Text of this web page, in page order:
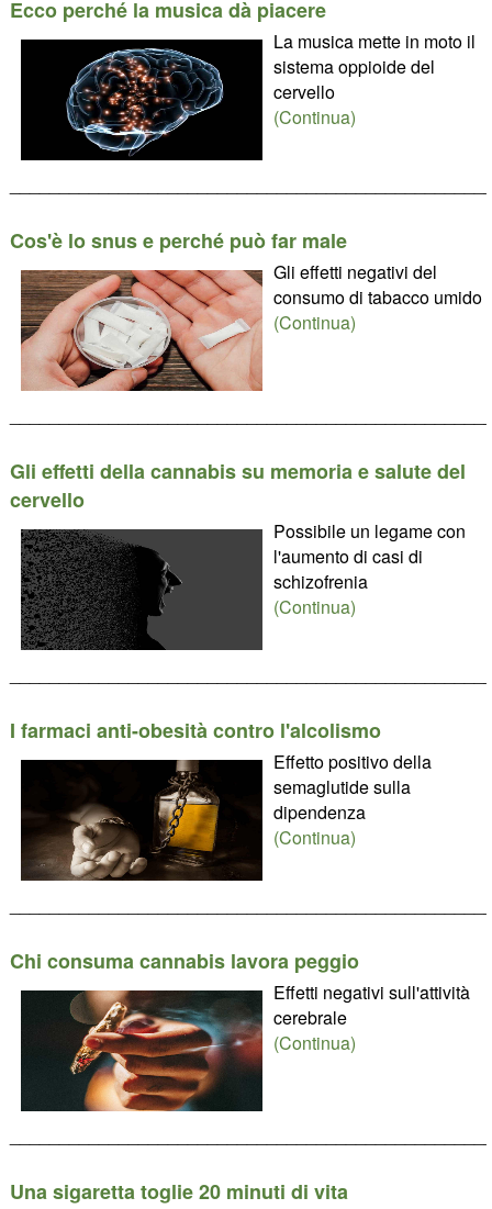
Ecco perché la musica dà piacere
La musica mette in moto il
sistema oppioide del
cervello
(Continua)
Cos'è lo snus e perché può far male
Gli effetti negativi del
consumo di tabacco umido
(Continua)
Gli effetti della cannabis su memoria e salute del
cervello
Possibile un legame con
l'aumento di casi di
schizofrenia
(Continua)
I farmaci anti-obesità contro l'alcolismo
Effetto positivo della
semaglutide sulla
dipendenza
(Continua)
Chi consuma cannabis lavora peggio
Effetti negativi sull'attività
cerebrale
(Continua)
Una sigaretta toglie 20 minuti di vita